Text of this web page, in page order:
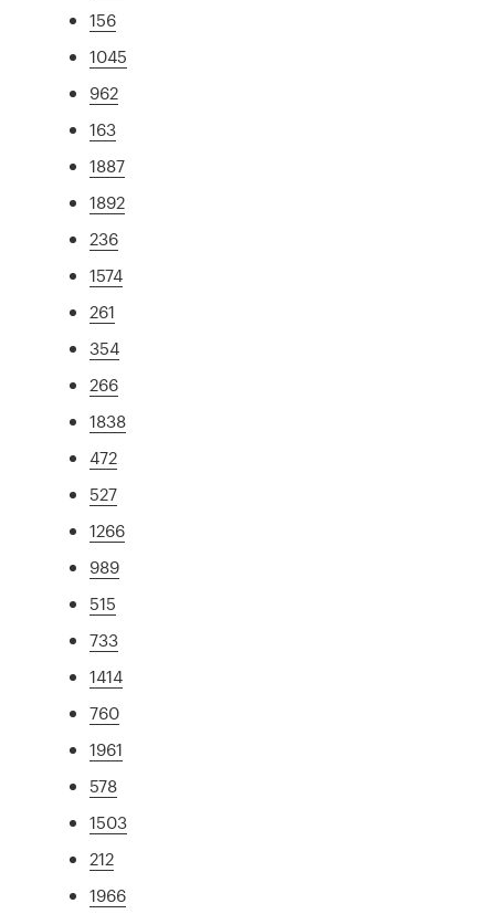
156
1045
962
163
1887
1892
236
1574
261
354
266
1838
472
527
1266
989
515
733
1414
760
1961
578
1503
212
1966